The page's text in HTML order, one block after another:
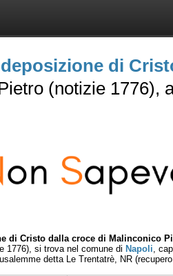
deposizione di
(notizie 1776),
di Cristo dalla croce di Malinconico
1776), si trova nel comune di Napoli ,
detta Le Trentatrè, NR